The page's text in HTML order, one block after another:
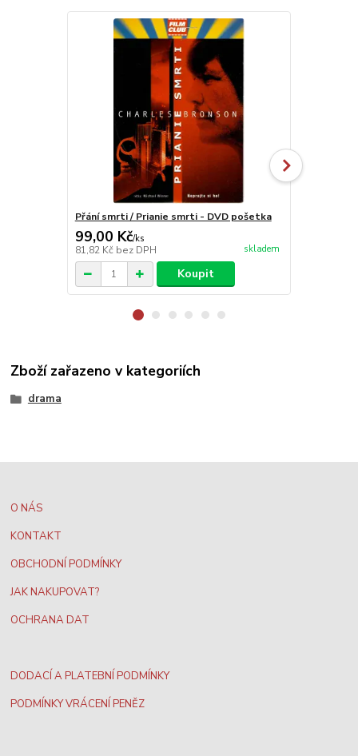
Přání smrti / Prianie smrti - DVD pošetka
99,00 Kč/ks
81,82 Kč bez DPH skladem
Koupit
Zboží zařazeno v kategoriích
drama
O NÁS
KONTAKT
OBCHODNÍ PODMÍNKY
JAK NAKUPOVAT?
OCHRANA DAT
DODACÍ A PLATEBNÍ PODMÍNKY
PODMÍNKY VRÁCENÍ PENĚZ